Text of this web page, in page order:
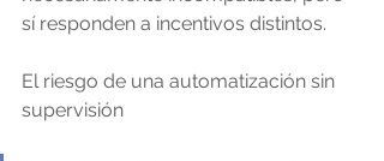
sí responden a incentivos distintos.
El riesgo de una automatización sin
supervisión